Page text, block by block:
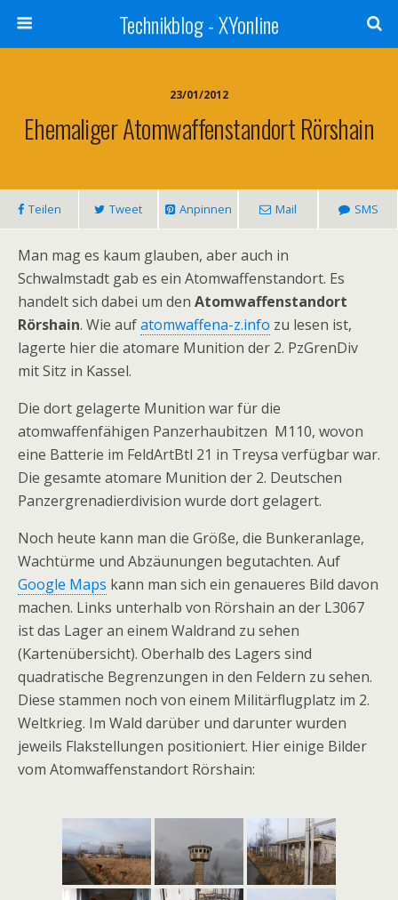
Technikblog - XYonline
23/01/2012
Ehemaliger Atomwaffenstandort Rörshain
Teilen Tweet Anpinnen Mail SMS
Man mag es kaum glauben, aber auch in
Schwalmstadt gab es ein Atomwaffenstandort. Es
handelt sich dabei um den Atomwaffenstandort
Rörshain. Wie aufatomwaffena-z.info zu lesen ist,
lagerte hier die atomare Munition der 2. PzGrenDiv
mit Sitz in Kassel.
Die dort gelagerte Munition war für die
atomwaffenfähigen Panzerhaubitzen M110, wovon
eine Batterie im FeldArtBtl 21 in Treysa verfügbar war.
Die gesamte atomare Munition der 2. Deutschen
Panzergrenadierdivision wurde dort gelagert.
Noch heute kann man die Größe, die Bunkeranlage,
Wachtürme und Abzäunungen begutachten. Auf
Google Maps kann man sich ein genaueres Bild davon
machen. Links unterhalb von Rörshain an der L3067
ist das Lager an einem Waldrand zu sehen
(Kartenübersicht). Oberhalb des Lagers sind
quadratische Begrenzungen in den Feldern zu sehen.
Diese stammen noch von einem Militärflugplatz im 2.
Weltkrieg. Im Wald darüber und darunter wurden
jeweils Flakstellungen positioniert. Hier einige Bilder
vom Atomwaffenstandort Rörshain: